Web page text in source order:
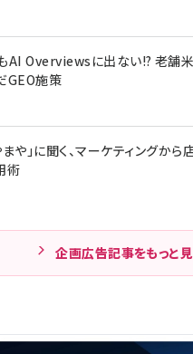
AI Overviewsに出ない!? 老舗
GEO施策
や」に聞く、マーケティングから
術
企画広告記事をもっと